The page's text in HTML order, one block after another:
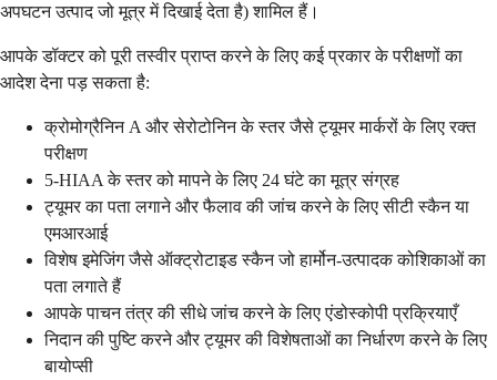
अपघटन उत्पाद जो मूत्र में दिखाई देता है) शामिल हैं।
आपके डॉक्टर को पूरी तस्वीर प्राप्त करने के लिए कई प्रकार के परीक्षणों का
आदेश देना पड़ सकता है:
क्रोमोग्रैनिन A और सेरोटोनिन के स्तर जैसे ट्यूमर मार्करों के लिए रक्त
परीक्षण
5-HIAA के स्तर को मापने के लिए 24 घंटे का मूत्र संग्रह
ट्यूमर का पता लगाने और फैलाव की जांच करने के लिए सीटी स्कैन या
एमआरआई
विशेष इमेजिंग जैसे ऑक्ट्रोटाइड स्कैन जो हार्मोन-उत्पादक कोशिकाओं का
पता लगाते हैं
आपके पाचन तंत्र की सीधे जांच करने के लिए एंडोस्कोपी प्रक्रियाएँ
निदान की पुष्टि करने और ट्यूमर की विशेषताओं का निर्धारण करने के लिए
बायोप्सी